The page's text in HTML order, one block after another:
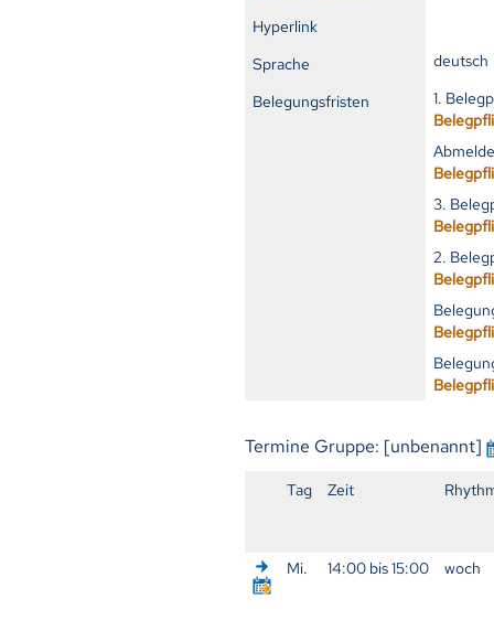
Hyperlink
Sprache
deutsch
Belegungsfristen
1.
3.
2.
Termine Gruppe: [unbenannt]
Tag Zeit
Mi. 14:00 bis 15:00 woch